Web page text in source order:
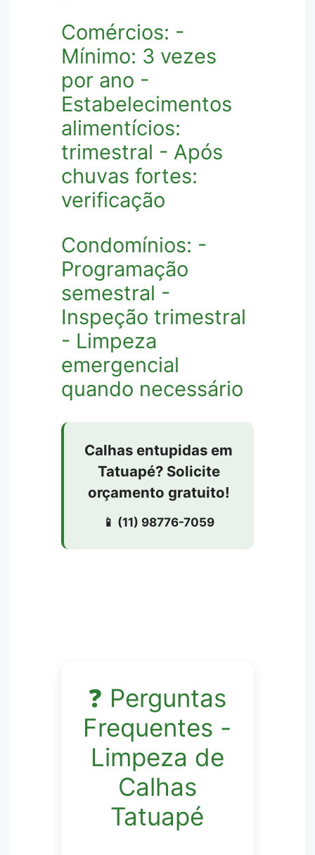
Comércios: -
Mínimo: 3 vezes
por ano -
Estabelecimentos
alimentícios:
trimestral - Após
chuvas fortes:
verificação
Condomínios: -
Programação
semestral -
Inspeção trimestral
- Limpeza
emergencial
quando necessário
Calhas entupidas em
Tatuapé? Solicite
orçamento gratuito!
📱 (11) 98776-7059
❓ Perguntas
Frequentes -
Limpeza de
Calhas
Tatuapé